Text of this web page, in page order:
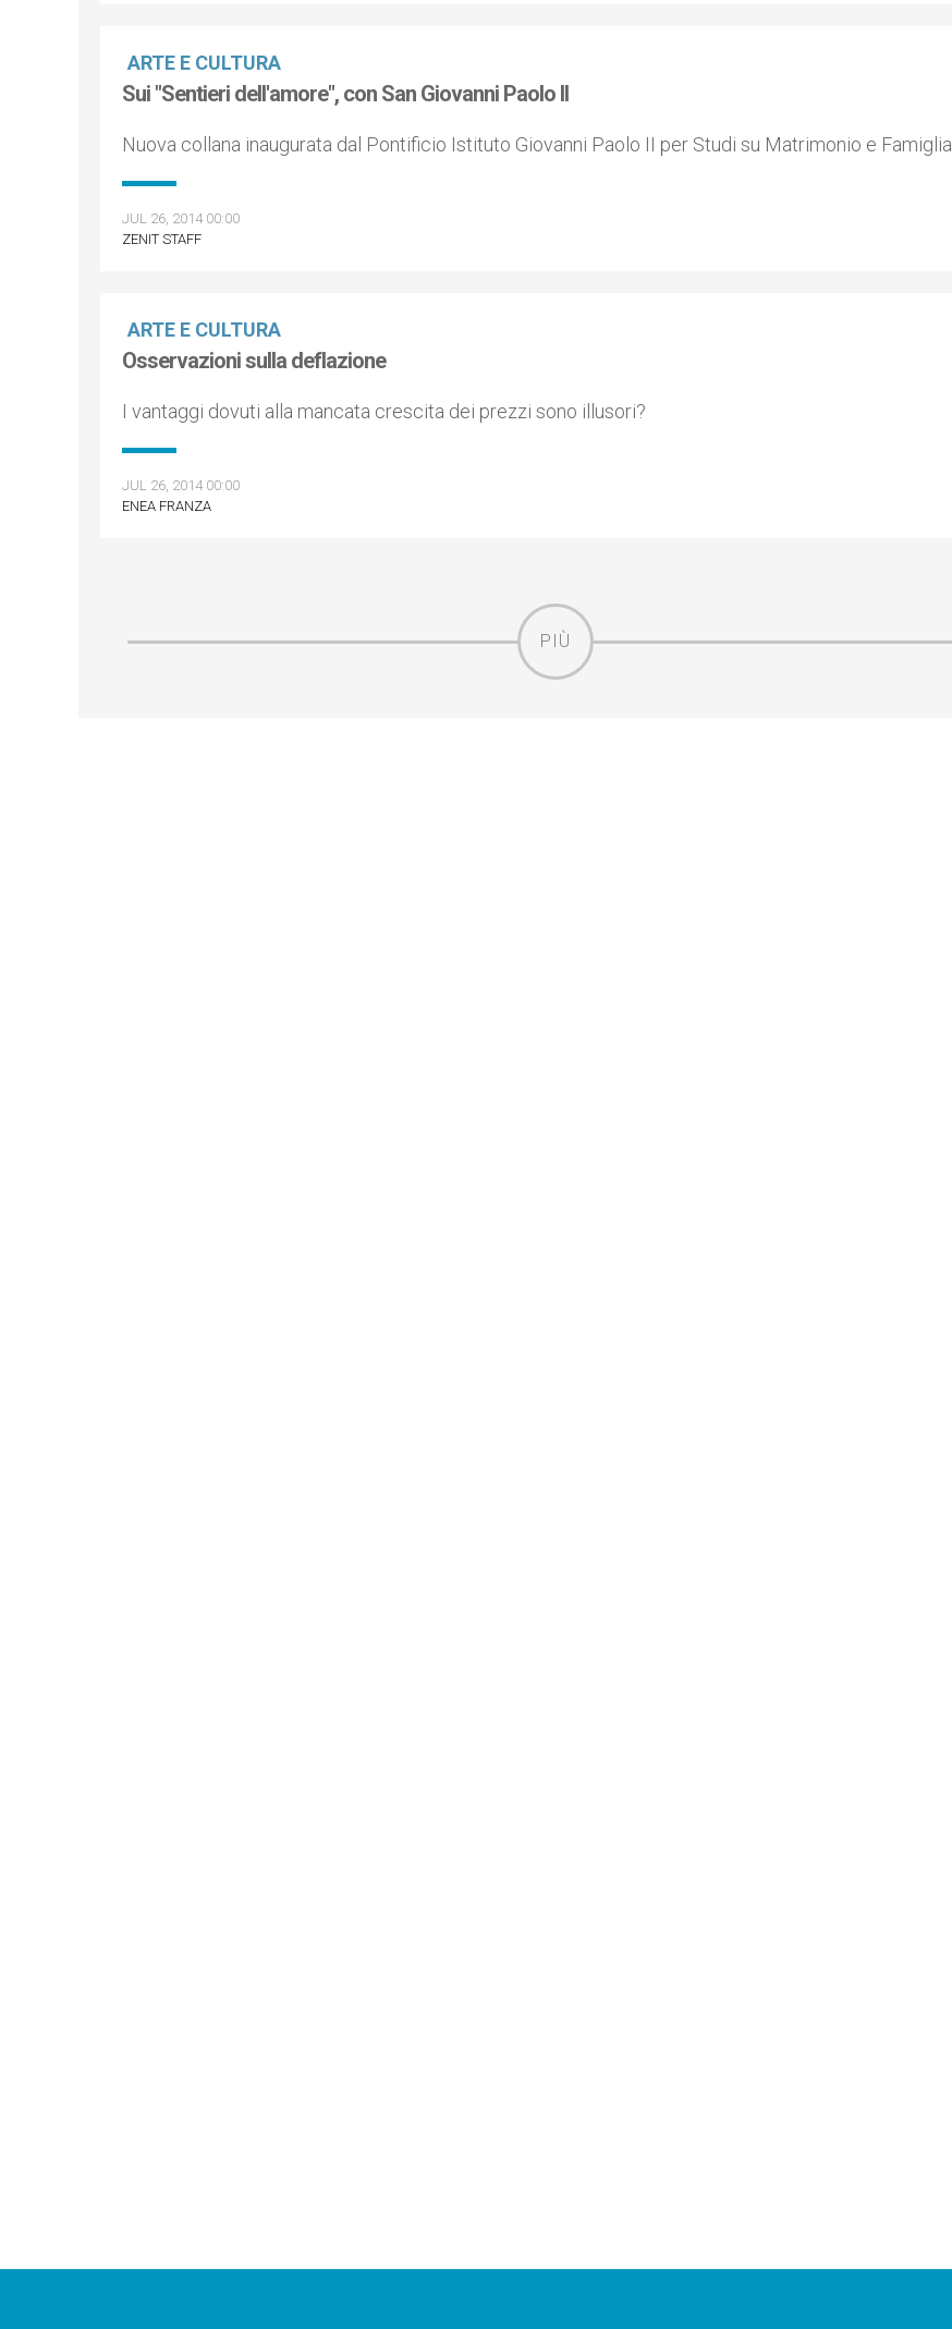
ARTE E CULTURA
Sui "Sentieri dell'amore", con San Giovanni Paolo II
Nuova collana inaugurata dal Pontificio Istituto Giovanni Paolo II per Studi su Matrimonio e Famiglia
JUL 26, 2014 00:00
ZENIT STAFF
ARTE E CULTURA
Osservazioni sulla deflazione
I vantaggi dovuti alla mancata crescita dei prezzi sono illusori?
JUL 26, 2014 00:00
ENEA FRANZA
PIÙ